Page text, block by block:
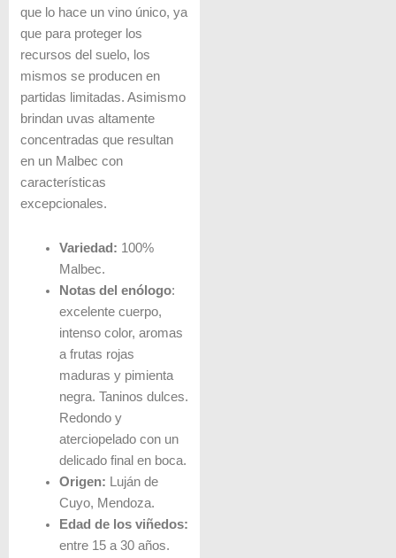
que lo hace un vino único, ya
que para proteger los
recursos del suelo, los
mismos se producen en
partidas limitadas. Asimismo
brindan uvas altamente
concentradas que resultan
en un Malbec con
características
excepcionales.
Variedad: 100%
Malbec.
Notas del enólogo:
excelente cuerpo,
intenso color, aromas
a frutas rojas
maduras y pimienta
negra. Taninos dulces.
Redondo y
aterciopelado con un
delicado final en boca.
Origen: Luján de
Cuyo, Mendoza.
Edad de los viñedos:
entre 15 a 30 años.